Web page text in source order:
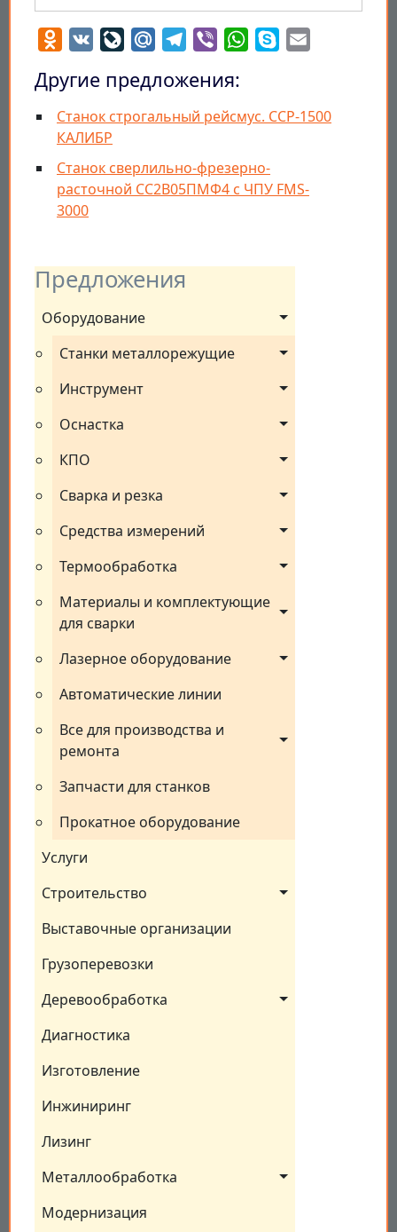
Предложения
Оборудование
Станки металлорежущие
Инструмент
Оснастка
КПО
Сварка и резка
Средства измерений
Термообработка
Материалы и комплектующие
для сварки
Лазерное оборудование
Автоматические линии
Все для производства и
ремонта
Запчасти для станков
Прокатное оборудование
Услуги
Строительство
Выставочные организации
Грузоперевозки
Деревообработка
Диагностика
Изготовление
Инжиниринг
Лизинг
Металлообработка
Модернизация
Odnoklassniki
VK LiveJournal
Mail.RuTelegram
Viber WhatsApp
Skype
Другие предложения:
Станок строгальный рейсмус. ССР-1500
КАЛИБР
Станок сверлильно-фрезерно-
расточной СС2В05ПМФ4 с ЧПУ FMS-
3000